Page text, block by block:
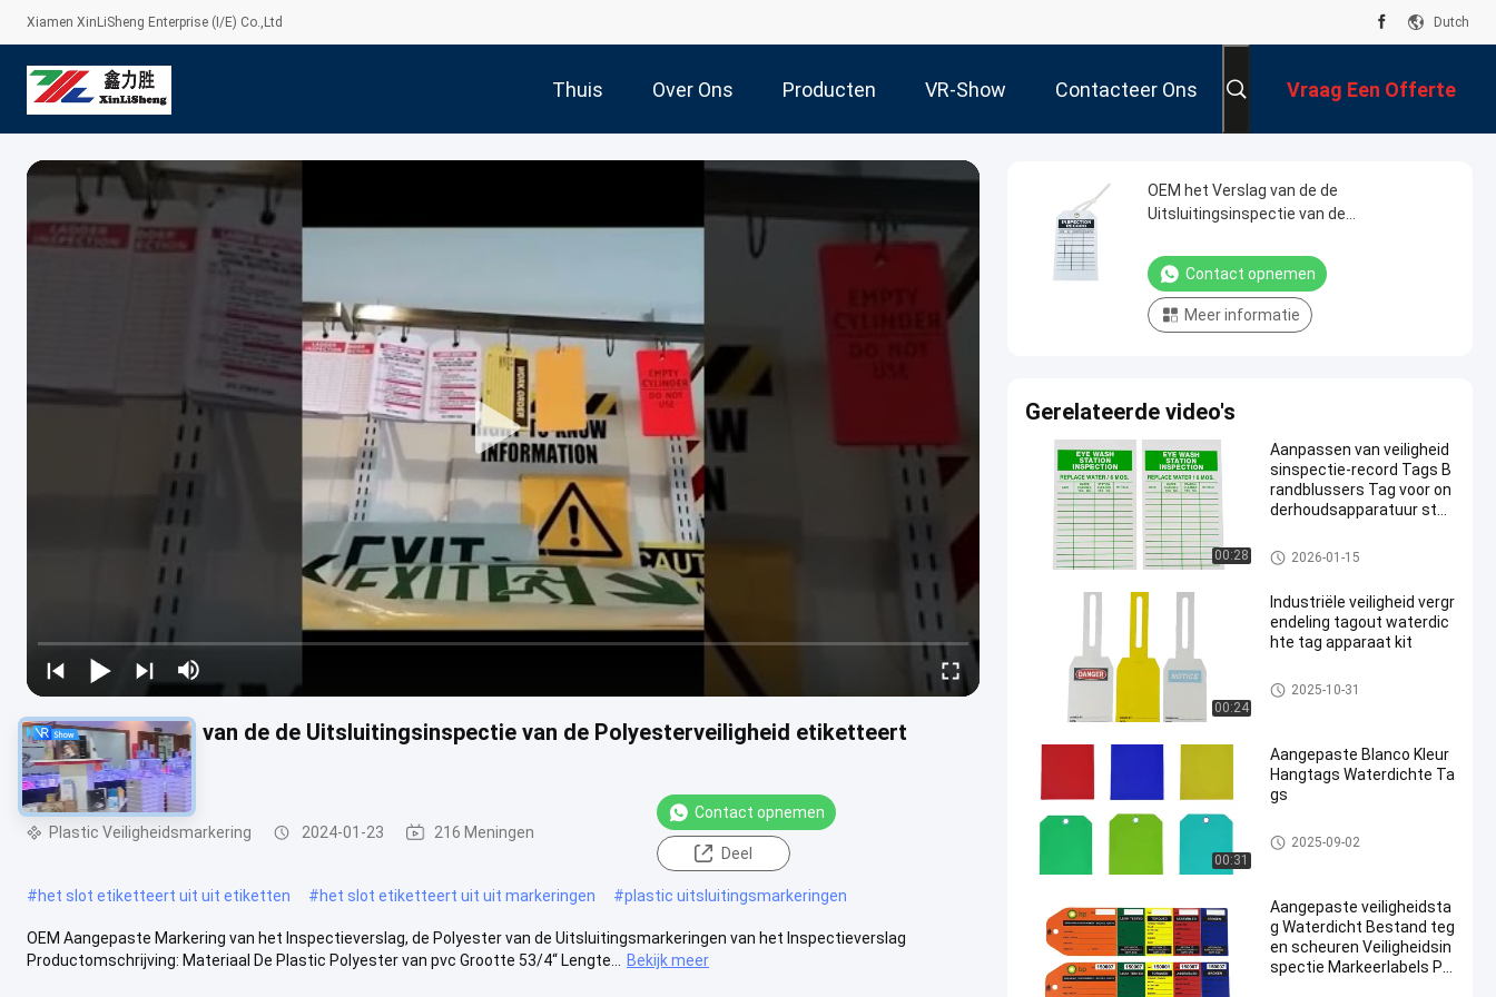
Xiamen XinLiSheng Enterprise (I/E) Co.,Ltd Dutch
Thuis Over Ons Producten VR-Show Contacteer Ons Vraag Een Offerte
OEM het Verslag van de de Uitsluitingsinspectie van de Polyesterveiligheid etiketteert
0.551in Dikte
Plastic Veiligheidsmarkering 2024-01-23 216 Meningen
Contact opnemen
Deel
#het slot etiketteert uit uit etiketten #het slot etiketteert uit uit markeringen #plastic uitsluitingsmarkeringen
OEM Aangepaste Markering van het Inspectieverslag, de Polyester van de Uitsluitingsmarkeringen van het Inspectieverslag
Productomschrijving: Materiaal De Plastic Polyester van pvc Grootte 53/4“ Lengte...
Bekijk meer
OEM het Verslag van de de
Uitsluitingsinspectie van de
Dikte
Contact opnemen
Meer informatie
Gerelateerde video's
00:28
Aanpassen van veiligheid
sinspectie-record Tags B
randblussers Tag voor on
derhoudsapparatuur stei
Plastic Veiligheidsmarkering
2026-01-15
00:24
Industriële veiligheid vergr
endeling tagout waterdic
hte tag apparaat kit
Plastic Veiligheidsmarkering
2025-10-31
00:31
Aangepaste Blanco Kleur
Hangtags Waterdichte Ta
gs
Plastic Veiligheidsmarkering
2025-09-02
Aangepaste veiligheidsta
g Waterdicht Bestand teg
en scheuren Veiligheidsin
spectie Markeerlabels PV